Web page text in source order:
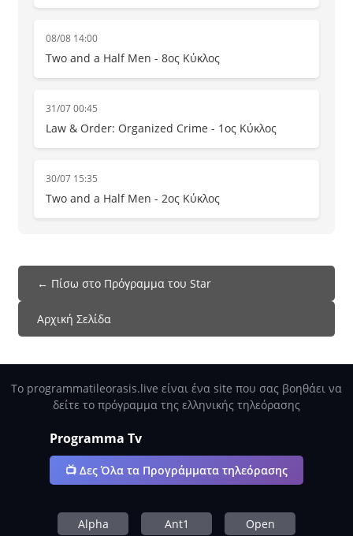
08/08 14:00
Two and a Half Men - 8ος Κύκλος
31/07 00:45
Law & Order: Organized Crime - 1ος Κύκλος
30/07 15:35
Two and a Half Men - 2ος Κύκλος
← Πίσω στο Πρόγραμμα του Star
Αρχική Σελίδα
Το programmatileorasis.live είναι ένα site που σας βοηθάει να
δείτε το πρόγραμμα της ελληνικής τηλεόρασης
Programma Tv
📺 Δες Όλα τα Προγράμματα τηλεόρασης
Alpha Ant1 Open